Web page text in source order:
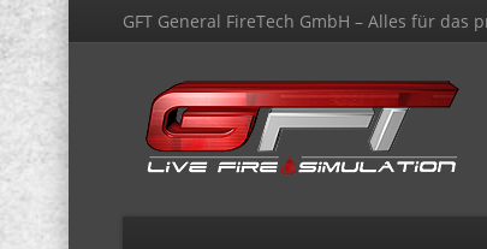
GFT General FireTech GmbH – Alles für